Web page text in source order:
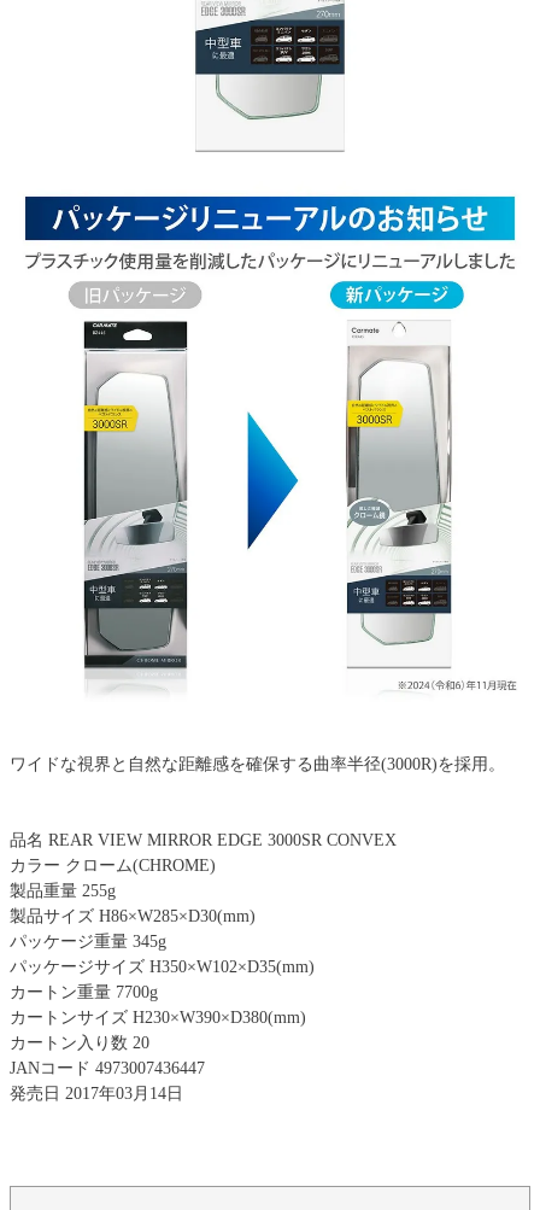
ワイドな視界と自然な距離感を確保する曲率半径(3000R)を採用。
品名 REAR VIEW MIRROR EDGE 3000SR CONVEX
カラー クローム(CHROME)
製品重量 255g
製品サイズ H86×W285×D30(mm)
パッケージ重量 345g
パッケージサイズ H350×W102×D35(mm)
カートン重量 7700g
カートンサイズ H230×W390×D380(mm)
カートン入り数 20
JANコード 4973007436447
発売日 2017年03月14日